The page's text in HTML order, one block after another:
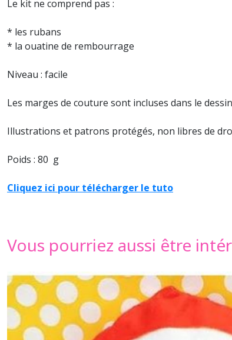
Le kit ne comprend pas :
* les rubans
* la ouatine de rembourrage
Niveau : facile
Les marges de couture sont incluses dans le
Illustrations et patrons protégés, non libres de
Poids : 80 g
Cliquez ici pour télécharger le tuto
Vous pourriez aussi être